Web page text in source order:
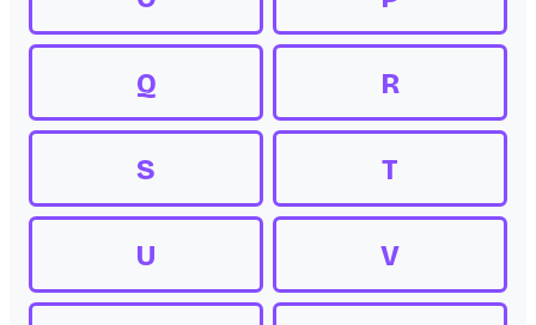
Q R
S T
U V